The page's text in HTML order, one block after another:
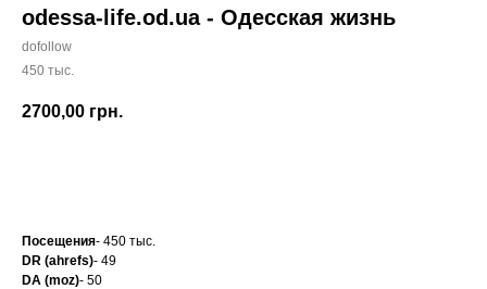
odessa-life.od.ua - Одесская жизнь
dofollow
450 тыс.
2700,00 грн.
Посещения- 450 тыс.
DR (ahrefs)- 49
DA (moz)- 50